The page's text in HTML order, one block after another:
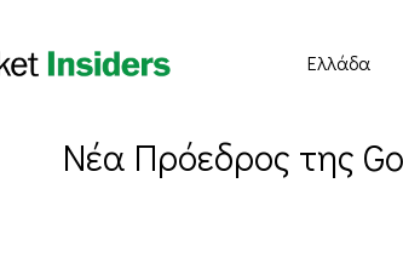
Ελλάδα
Νέα Πρόεδρος της